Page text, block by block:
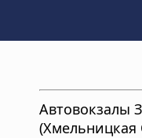
Автовокзалы
(Хмельницкая